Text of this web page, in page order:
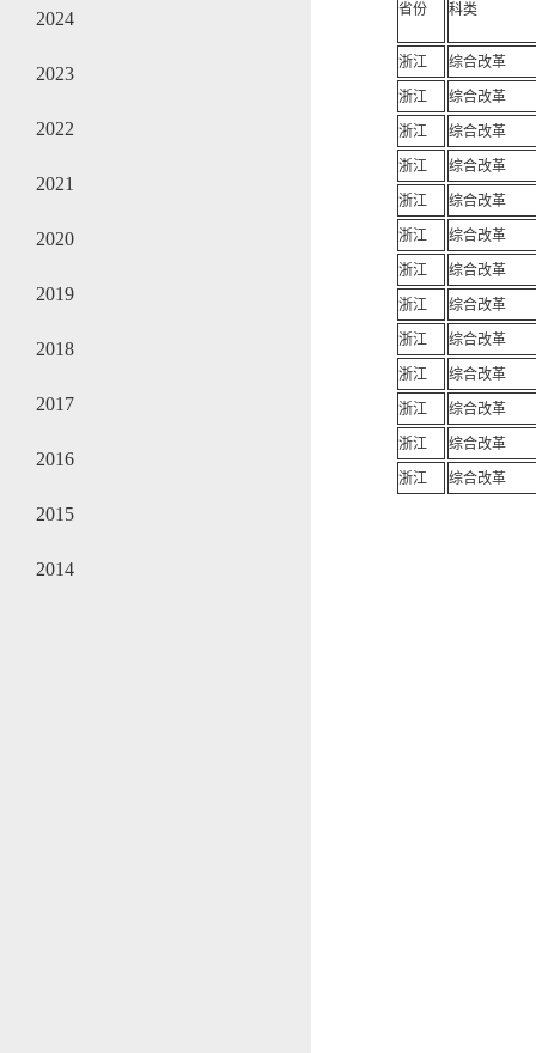
2024
2023
2022
2021
2020
2019
2018
2017
2016
2015
2014
省份 科类
浙江 综合改革
浙江 综合改革
浙江 综合改革
浙江 综合改革
浙江 综合改革
浙江 综合改革
浙江 综合改革
浙江 综合改革
浙江 综合改革
浙江 综合改革
浙江 综合改革
浙江 综合改革
浙江 综合改革